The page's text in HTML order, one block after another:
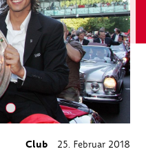
Club 25. Februar 2018